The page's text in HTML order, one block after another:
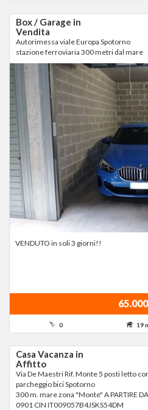
Box / Garage in
Vendita
Autorimessa viale Europa Spotorno
stazione ferroviaria 300 metri dal mare
VENDUTO in soli 3 giorni!!
0 19
Casa Vacanza in
Affitto
Via De Maestri Rif. Monte 5 posti letto
parcheggio bici Spotorno
300 m. mare zona "Monte" A PARTIRE
0901 CIN IT009057B4JSKS54DM